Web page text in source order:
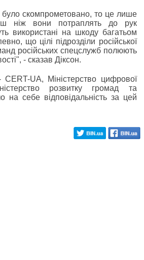
скомпрометовано, то це лише
ніж вони потраплять до рук
використані на шкоду багатьом
що цілі підрозділи російської
російських спецслужб полюють
- сказав Діксон.
UA, Міністерство цифрової
розвитку громад та
на себе відповідальність за цей